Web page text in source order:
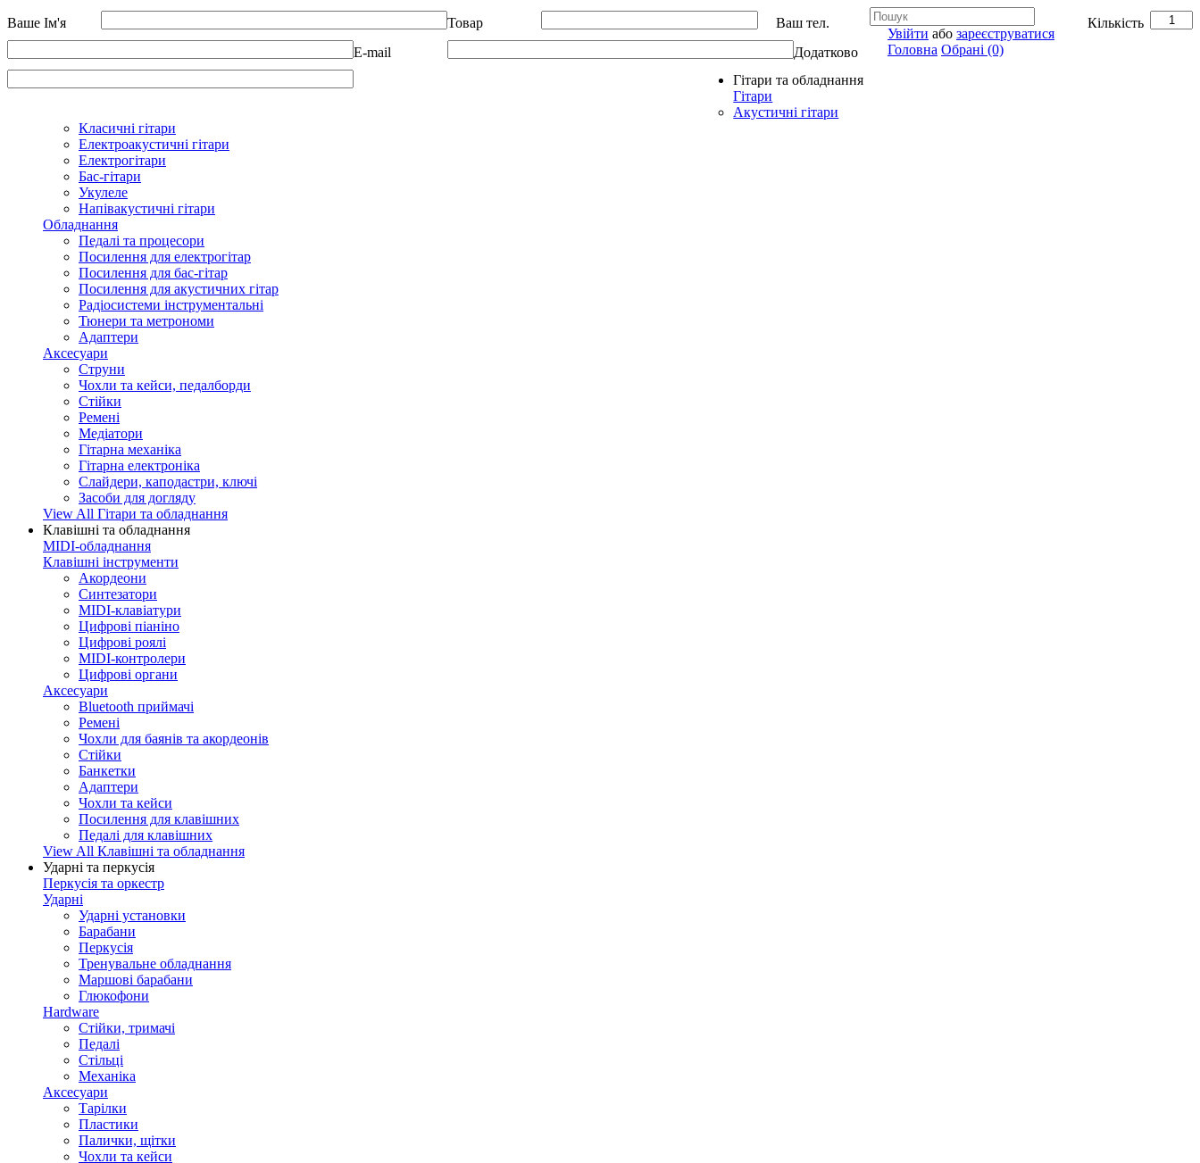
Ваше Ім'я Товар Кількість
Ваш тел.
E-mail
Додатково
Allegro - Music: Музичні інструменти в Україні
Увійти або зареєструватися
Головна Обрані (0)
Гітари та обладнання
Гітари
Акустичні гітари
Класичні гітари
Електроакустичні гітари
Електрогітари
Бас-гітари
Укулеле
Напівакустичні гітари
Обладнання
Педалі та процесори
Посилення для електрогітар
Посилення для бас-гітар
Посилення для акустичних гітар
Радіосистеми інструментальні
Тюнери та метрономи
Адаптери
Аксесуари
Струни
Чохли та кейси, педалборди
Стійки
Ремені
Медіатори
Гітарна механіка
Гітарна електроніка
Слайдери, каподастри, ключі
Засоби для догляду
View All Гітари та обладнання
Клавішні та обладнання
MIDI-обладнання
Клавішні інструменти
Акордеони
Синтезатори
MIDI-клавіатури
Цифрові піаніно
Цифрові роялі
MIDI-контролери
Цифрові органи
Аксесуари
Bluetooth приймачі
Ремені
Чохли для баянів та акордеонів
Стійки
Банкетки
Адаптери
Чохли та кейси
Посилення для клавішних
Педалі для клавішних
View All Клавішні та обладнання
Ударні та перкусія
Перкусія та оркестр
Ударні
Ударні установки
Барабани
Перкусія
Тренувальне обладнання
Маршові барабани
Глюкофони
Hardware
Стійки, тримачі
Педалі
Стільці
Механіка
Аксесуари
Тарілки
Пластики
Палички, щітки
Чохли та кейси